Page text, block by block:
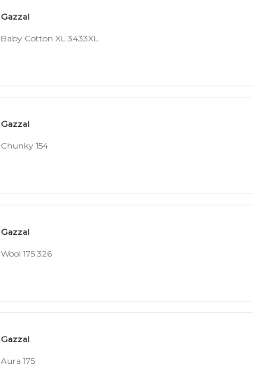
Gazzal
Baby Cotton XL 3433XL
Gazzal
Chunky 154
Gazzal
Wool 175 326
Gazzal
Aura 175